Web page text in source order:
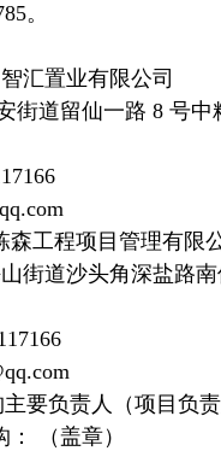
。
汇置业有限公司
街道留仙一路 8 号中
工程项目管理有限
街道沙头角深盐路
要负责人（项目负责
（盖章）